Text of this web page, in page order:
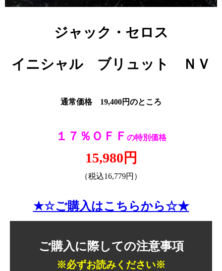
ジャック・セロス
イニシャル ブリュット ＮＶ
通常価格 19,400円のところ
１７％ＯＦＦ の特別価格
15,980円
（税込16,779円）
★☆ご購入はこちらから☆★
ご購入に際しての注意事項
※必ずお読みください※